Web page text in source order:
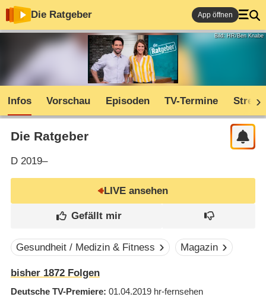
Die Ratgeber App öffnen
Bild: HR/Ben Knabe
Infos Vorschau Episoden TV-Termine
Die Ratgeber
D2019–
LIVE ansehen
Gesundheit / Medizin & Fitness Magazin
bisher 1872Folgen
Deutsche TV-Premiere 01.04.2019 hr-fernsehen